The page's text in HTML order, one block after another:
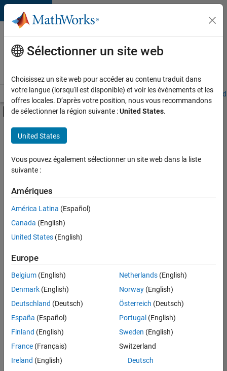
Passer au contenu
Votre
carrière
chez
Accueil Explorer nos opportunités Adresses de nos bureaux
Activer/désactiver l'affichage du menu
Contenu principal
FILTRER PAR
Support avancé
Applications et outils commerciaux
Globalisation
Actuellement,
aucune
offre
d'emploi
correspondant
à vos
critères
de
recherche.
Vous
pouvez
élargir
votre
recherche
Sélectionner un site web
Choisissez un site web pour accéder au contenu traduit dans
votre langue (lorsqu'il est disponible) et voir les événements et les
offres locales. D’après votre position, nous vous recommandons
de sélectionner la région suivante :United States.
United States
Vous pouvez également sélectionner un site web dans la liste
suivante :
Amériques
América Latina (Español)
Canada (English)
United States (English)
Europe
Belgium (English)
Denmark (English)
Deutschland (Deutsch)
España (Español)
Finland (English)
France (Français)
Ireland (English)
Netherlands(English)
Norway(English)
Österreich (Deutsch)
Portugal (English)
Sweden (English)
Switzerland
Deutsch